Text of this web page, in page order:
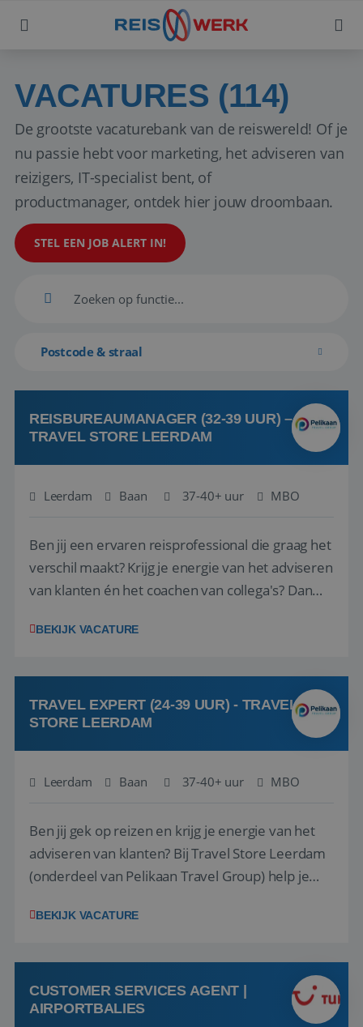
VACATURES (114)
De grootste vacaturebank van de reiswereld! Of je
nu passie hebt voor marketing, het adviseren van
reizigers, IT-specialist bent, of
productmanager, ontdek hier jouw droombaan.
STEL EEN JOB ALERT IN!
Postcode & straal
REISBUREAUMANAGER (32-39 UUR) –
TRAVEL STORE LEERDAM
Leerdam Baan 37-40+ uur MBO
Ben jij een ervaren reisprofessional die graag het
verschil maakt? Krijg je energie van het adviseren
van klanten én het coachen van collega's? Dan
(onderdeel van Pelikaan Travel Group) zoeken
team het reisbureau verder...
BEKIJK VACATURE
TRAVEL EXPERT (24-39 UUR) - TRAVEL
STORE LEERDAM
Leerdam Baan 37-40+ uur MBO
Ben jij gek op reizen en krijg je energie van het
adviseren van klanten? Bij Travel Store Leerdam
(onderdeel van Pelikaan Travel Group) help je
vinden. Samen maken we van elke reis een
hebt in de reisbranche of j...
BEKIJK VACATURE
CUSTOMER SERVICES AGENT |
AIRPORTBALIES